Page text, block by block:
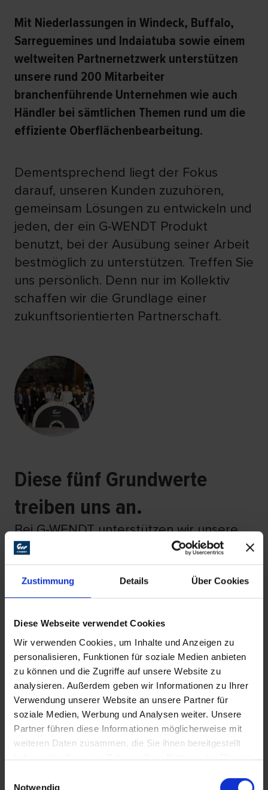
Zustimmung Details Über Cookies
Diese Webseite verwendet Cookies
Wir verwenden Cookies, um Inhalte und Anzeigen zu
personalisieren, Funktionen für soziale Medien anbieten
zu können und die Zugriffe auf unsere Website zu
analysieren. Außerdem geben wir Informationen zu Ihrer
Verwendung unserer Website an unsere Partner für
soziale Medien, Werbung und Analysen weiter. Unsere
Partner führen diese Informationen möglicherweise mit
weiteren Daten zusammen, die Sie ihnen bereitgestellt
haben oder die sie im Rahmen Ihrer Nutzung der Dienste
Notwendig
Mit Niederlassungen in Windeck, Buffalo,
Sarreguemines und Indaiatuba sowie einem
weltweiten Partnernetzwerk unterstützen
unsere rund 200 Mitarbeiter
branchenführende Unternehmen wie auch
Händler bei sämtlichen Themen rund um die
effiziente Oberflächenbearbeitung.
Dementsprechend liegt der Fokus
darauf, unseren Kunden zuzuhören,
gemeinsam Lösungen zu entwickeln und
jeden, der ein G-WENDT Produkt
benutzt, bei der Ausübung seiner Arbeit
bestmöglich zu unterstützen. Treffen Sie
uns persönlich. Denn nur im Kollektiv
schaffen wir die Grundlage einer
zukunftsorientierten Partnerschaft.
Diese fünf Grundwerte
treiben uns an.
Bei G-WENDT unterstützen wir unsere
Kunden dabei, die Betrachtungsweise
und somit auch das Vorgehen im
Bereich der Oberflächenbearbeitung zu
verändern.
Die Basis für jeden Aspekt unseres
unternehmerischen Handelns wird von
fünf Grundwerten gebildet, die tief in
unserer DNA verwurzelt sind.
1 | KOMMUNIKATION AUF AUGENHÖHE –
OFFEN UND DIREKT
2 | GANZHEITLICHE BERATUNG – AUCH